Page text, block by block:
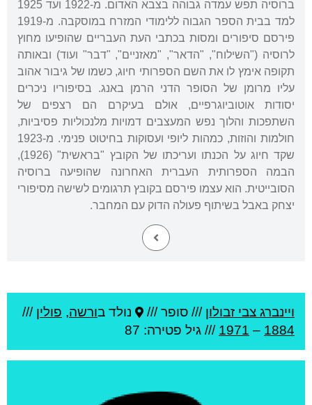
ברוסיה תפש עמדה גבוהה בצבא האדום. מ-1922 ועד 1925
למד בבית הספר הגבוה ללימודי המזרח במוסקבה. מ-1919
פירסם סיפורים ומסות בכתבי העת העבריים שהופיעו מחוץ
לרוסיה ("השילוח", "הדאר", "מאזניים", "דבר" ועוד) ובאותה
תקופה אימץ לו את השם הספרותי חיוג, כשמו של גיבור אהוב
עליו מרומן של הסופר הדני הרמן באנג. בסיפוריו ניכרים
יסודות אוטוביוגרפיים, אולם בעיקרם הם רצפים של
השתפכות והלוך נפש המעצבים דמויות מלנכוליות פסיביות,
חולמות והוזות, כמהות ליופי ועסוקות בחיטוט פנימי. מ-1923
שקד חיוג על הכנתו ועריכתו של הקובץ "בראשית" (1926),
הבמה הספרותית העברית האחרונה שהופיעה ברוסיה
הסובייטית. הוא עצמו פירסם בקובץ תרגומים לשישה מסיפורי
יצחק באבל בשיתוף פעולה הדוק עם המחבר.
ויינברג צבי זבולון /// סופר /// נולד בורשה, פולין ///
1884
–
1971 /// גיל פטירה: 87